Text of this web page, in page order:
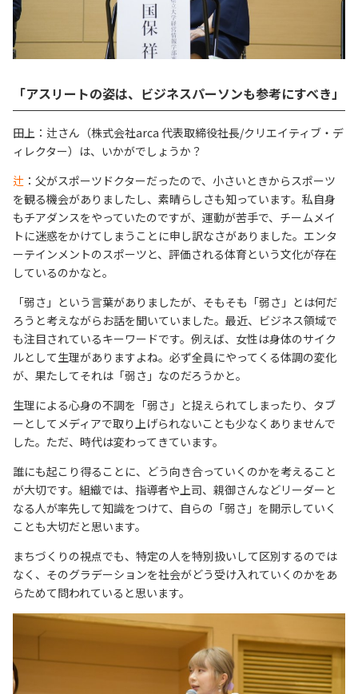
「アスリートの姿は、ビジネスパーソンも参考にすべき」
田上：辻さん（株式会社arca 代表取締役社長/クリエイティブ・デ
ィレクター）は、いかがでしょうか？
辻 ：父がスポーツドクターだったので、小さいときからスポーツ
を観る機会がありましたし、素晴らしさも知っています。私自身
もチアダンスをやっていたのですが、運動が苦手で、チームメイ
トに迷惑をかけてしまうことに申し訳なさがありました。エンタ
ーテインメントのスポーツと、評価される体育という文化が存在
しているのかなと。
「弱さ」という言葉がありましたが、そもそも「弱さ」とは何だ
ろうと考えながらお話を聞いていました。最近、ビジネス領域で
も注目されているキーワードです。例えば、女性は身体のサイク
ルとして生理がありますよね。必ず全員にやってくる体調の変化
が、果たしてそれは「弱さ」なのだろうかと。
生理による心身の不調を「弱さ」と捉えられてしまったり、タブ
ーとしてメディアで取り上げられないことも少なくありませんで
した。ただ、時代は変わってきています。
誰にも起こり得ることに、どう向き合っていくのかを考えること
が大切です。組織では、指導者や上司、親御さんなどリーダーと
なる人が率先して知識をつけて、自らの「弱さ」を開示していく
ことも大切だと思います。
まちづくりの視点でも、特定の人を特別扱いして区別するのでは
なく、そのグラデーションを社会がどう受け入れていくのかをあ
らためて問われていると思います。